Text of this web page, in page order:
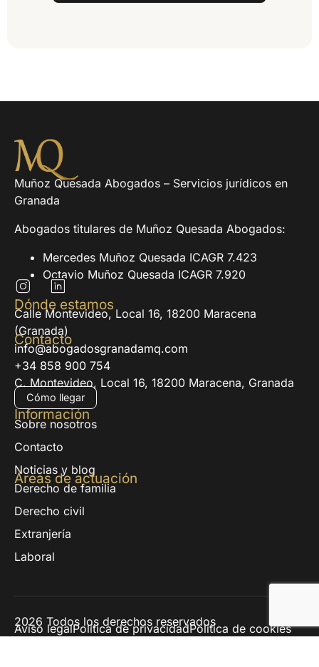
Muñoz Quesada Abogados – Servicios jurídicos en
Granada
Abogados titulares de Muñoz Quesada Abogados:
Mercedes Muñoz Quesada ICAGR 7.423
Octavio Muñoz Quesada ICAGR 7.920
Dónde estamos
Calle Montevideo, Local 16, 18200 Maracena
(Granada)
Contacto
info@abogadosgranadamq.com
+34 858 900 754
C. Montevideo, Local 16, 18200 Maracena, Granada
Cómo llegar
Información
Sobre nosotros
Contacto
Noticias y blog
Áreas de actuación
Derecho de familia
Derecho civil
Extranjería
Laboral
2026 Todos los derechos reservados
Aviso legalPolítica de privacidadPolítica de cookies